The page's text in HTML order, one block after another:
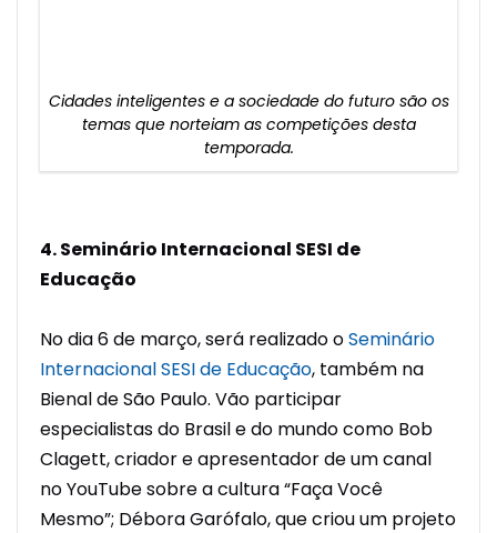
Cidades inteligentes e a sociedade do futuro são os
temas que norteiam as competições desta
temporada.
4. Seminário Internacional SESI de
Educação
No dia 6 de março, será realizado oSeminário
Internacional SESI de Educação, também na
Bienal de São Paulo. Vão participar
especialistas do Brasil e do mundo como Bob
Clagett, criador e apresentador de um canal
no YouTube sobre a cultura “Faça Você
Mesmo”; Débora Garófalo, que criou um projeto